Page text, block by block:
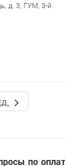
д. 3, ГУМ, 3-й
по